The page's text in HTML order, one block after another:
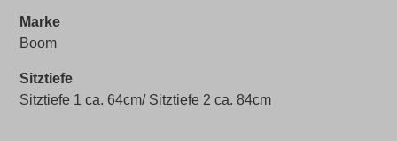
Marke
Boom
Sitztiefe
Sitztiefe 1 ca. 64cm/ Sitztiefe 2 ca. 84cm